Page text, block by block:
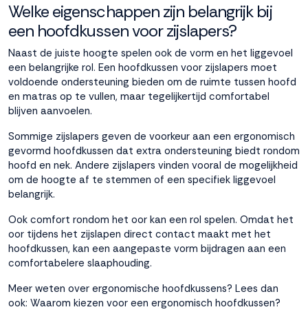
Welke eigenschappen zijn belangrijk bij
een hoofdkussen voor zijslapers?
Naast de juiste hoogte spelen ook de vorm en het liggevoel
een belangrijke rol. Een hoofdkussen voor zijslapers moet
voldoende ondersteuning bieden om de ruimte tussen hoofd
en matras op te vullen, maar tegelijkertijd comfortabel
blijven aanvoelen.
Sommige zijslapers geven de voorkeur aan een ergonomisch
gevormd hoofdkussen dat extra ondersteuning biedt rondom
hoofd en nek. Andere zijslapers vinden vooral de mogelijkheid
om de hoogte af te stemmen of een specifiek liggevoel
belangrijk.
Ook comfort rondom het oor kan een rol spelen. Omdat het
oor tijdens het zijslapen direct contact maakt met het
hoofdkussen, kan een aangepaste vorm bijdragen aan een
comfortabelere slaaphouding.
Meer weten over ergonomische hoofdkussens? Lees dan
ook: Waarom kiezen voor een ergonomisch hoofdkussen?